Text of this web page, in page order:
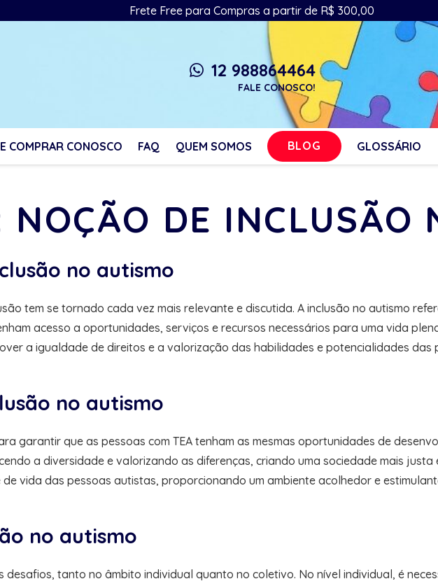
Frete Free para Compras a partir de R$ 300,00
whatsapp 12 988864464
FALE CONOSCO!
COMPRAR CONOSCO FAQ QUEM SOMOS BLOG GLOSSÁRIO
NOÇÃO DE INCLUSÃO
no autismo
tem se tornado cada vez mais relevante e discutida. A inclusão no autismo
acesso a oportunidades, serviços e recursos necessários para uma vida
a igualdade de direitos e a valorização das habilidades e potencialidades das
no autismo
garantir que as pessoas com TEA tenham as mesmas oportunidades de
a diversidade e valorizando as diferenças, criando uma sociedade mais justa
vida das pessoas autistas, proporcionando um ambiente acolhedor e
no autismo
desafios, tanto no âmbito individual quanto no coletivo. No nível individual, é